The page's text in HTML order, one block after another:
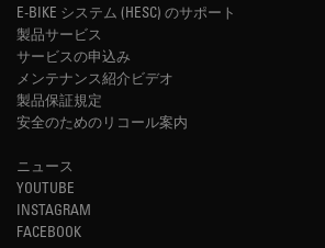
E-BIKE システム (HESC) のサポート
製品サービス
サービスの申込み
メンテナンス紹介ビデオ
製品保証規定
安全のためのリコール案内
ニュース
YOUTUBE
INSTAGRAM
FACEBOOK